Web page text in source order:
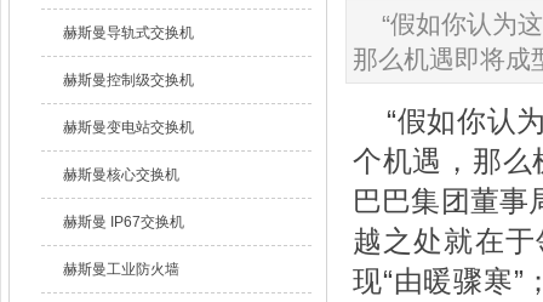
“假如你认为
那么机遇即将成
“假如你认
个机遇，那么
巴巴集团董事
越之处就在
现“由暖骤寒”
赫斯曼导轨式交换机
赫斯曼控制级交换机
赫斯曼变电站交换机
赫斯曼核心交换机
赫斯曼 IP67交换机
赫斯曼工业防火墙